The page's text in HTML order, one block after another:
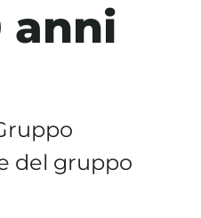
anni
del gruppo